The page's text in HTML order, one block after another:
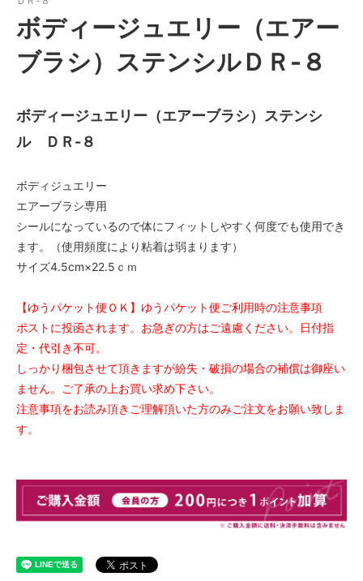
ボディージュエリー（エアー
ブラシ）ステンシルＤＲ-８
ボディージュエリー（エアーブラシ）ステンシ
ル ＤＲ-８
ボディジュエリー
エアーブラシ専用
シールになっているので体にフィットしやすく何度でも使用でき
ます。（使用頻度により粘着は弱まります）
サイズ4.5cm×22.5ｃｍ
【ゆうパケット便ＯＫ】ゆうパケット便ご利用時の注意事項
ポストに投函されます。お急ぎの方はご遠慮ください。日付指
定・代引き不可。
しっかり梱包させて頂きますが紛失・破損の場合の補償は御座い
ません。ご了承の上お買い求め下さい。
注意事項をお読み頂きご理解頂いた方のみご注文をお願い致しま
す。